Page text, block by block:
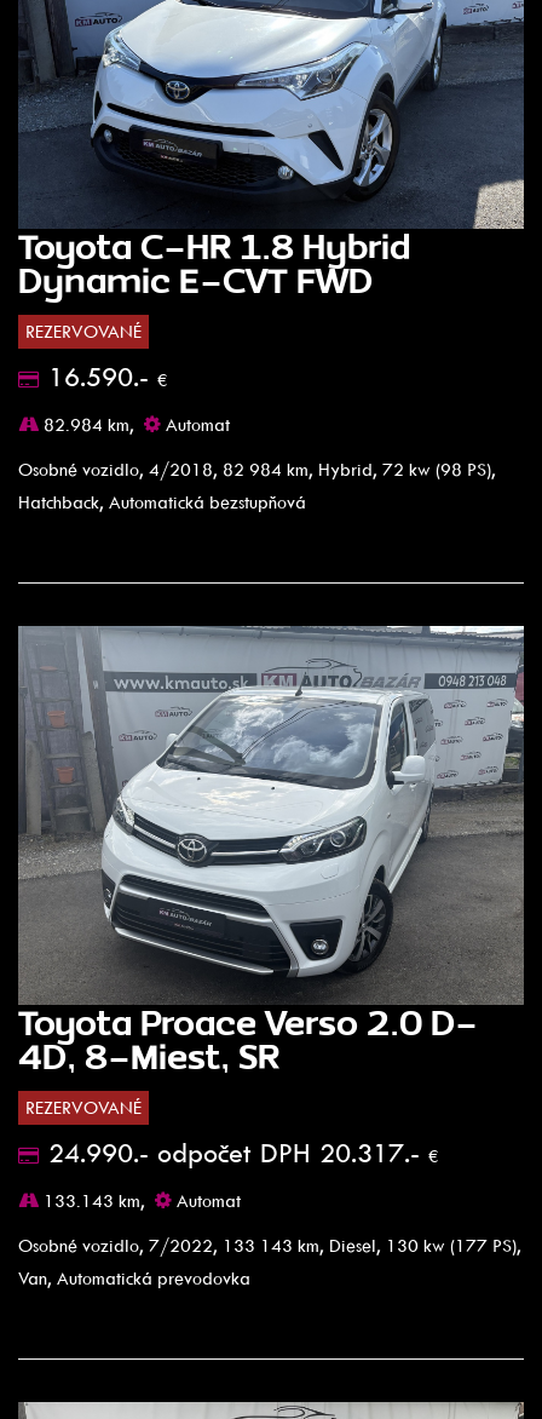
Toyota C-HR 1.8 Hybrid
Dynamic E-CVT FWD
REZERVOVANÉ
16.590.- €
82.984 km,
Automat
Osobné vozidlo, 4/2018, 82 984 km, Hybrid, 72 kw (98 PS),
Hatchback, Automatická bezstupňová
Toyota Proace Verso 2.0 D-
4D, 8-Miest, SR
REZERVOVANÉ
24.990.- odpočet DPH 20.317.- €
133.143 km,
Automat
Osobné vozidlo, 7/2022, 133 143 km, Diesel, 130 kw (177 PS),
Van, Automatická prevodovka